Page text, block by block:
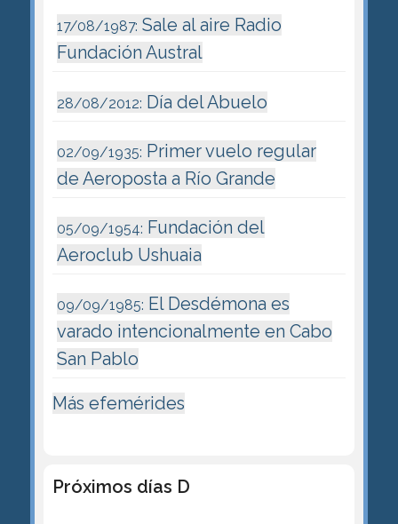
17/08/1987: Sale al aire Radio
Fundación Austral
28/08/2012: Día del Abuelo
02/09/1935: Primer vuelo regular
de Aeroposta a Río Grande
05/09/1954: Fundación del
Aeroclub Ushuaia
09/09/1985: El Desdémona es
varado intencionalmente en Cabo
San Pablo
Más efemérides
Próximos días D